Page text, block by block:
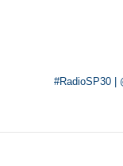
#RadioSP30 |